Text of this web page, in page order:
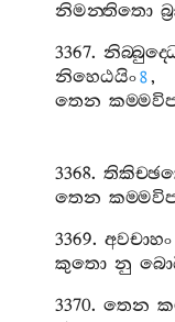
නිමන‍්තිතො
3367.
නිහෙඨයිං8,
තෙන
3368.
තෙන
3369.අවචාහං
කුතො නු
3370.තෙන